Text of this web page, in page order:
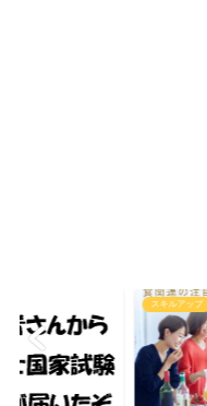
スキルアップ